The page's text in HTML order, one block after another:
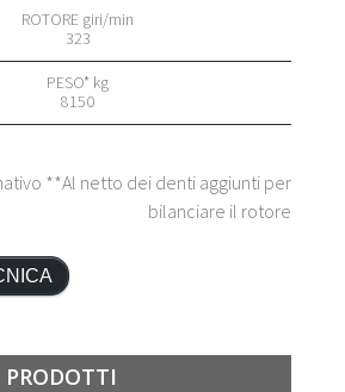
323
8150
**Al netto dei denti aggiunti per
bilanciare il rotore